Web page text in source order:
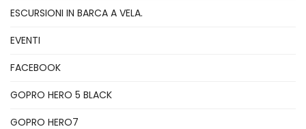
ESCURSIONI IN BARCA A VELA.
EVENTI
FACEBOOK
GOPRO HERO 5 BLACK
GOPRO HERO7